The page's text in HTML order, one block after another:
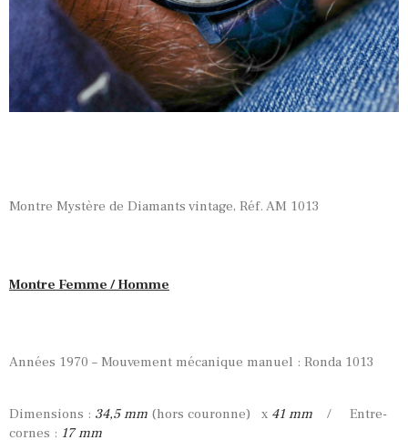
Montre Mystère de Diamants vintage, Réf. AM 1013
Montre Femme / Homme
Années 1970 – Mouvement mécanique manuel : Ronda 1013
Dimensions : 34,5 mm (hors couronne) x 41 mm / Entre-
cornes : 17 mm